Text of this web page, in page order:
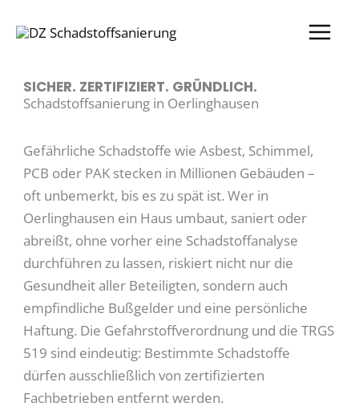
Inhalt
SICHER. ZERTIFIZIERT. GRÜNDLICH.
Schadstoffsanierung in Oerlinghausen
Gefährliche Schadstoffe wie Asbest, Schimmel,
PCB oder PAK stecken in Millionen Gebäuden –
oft unbemerkt, bis es zu spät ist. Wer in
Oerlinghausen ein Haus umbaut, saniert oder
abreißt, ohne vorher eine Schadstoffanalyse
durchführen zu lassen, riskiert nicht nur die
Gesundheit aller Beteiligten, sondern auch
empfindliche Bußgelder und eine persönliche
Haftung. Die Gefahrstoffverordnung und die TRGS
519 sind eindeutig: Bestimmte Schadstoffe
dürfen ausschließlich von zertifizierten
Fachbetrieben entfernt werden.